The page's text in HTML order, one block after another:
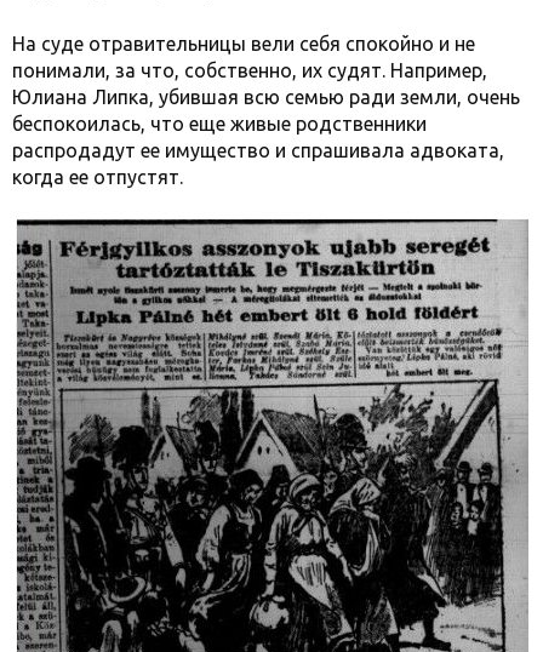
На суде отравительницы вели себя спокойно и не
понимали, за что, собственно, их судят. Например,
Юлиана Липка, убившая всю семью ради земли, очень
беспокоилась, что еще живые родственники
распродадут ее имущество и спрашивала адвоката,
когда ее отпустят.